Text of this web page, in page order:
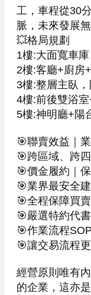
工，車程從30
脈，未來發展
💥格局規劃
1樓:大面寬車
2樓:客廳+廚房
3樓:整層主臥
4樓:前後雙浴
5樓:神明廳+陽
🎯聯賣效益｜
🎯跨區域、跨
🎯價金履約｜
🎯業界最安全
🎯全程保障買
🎯嚴選特約代書
🎯作業流程
🎯讓交易流程
經營原則唯有
的企業，這亦